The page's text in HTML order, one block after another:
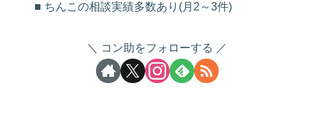
■ ちんこの相談実績多数あり(月2～3件)
コン助をフォローする